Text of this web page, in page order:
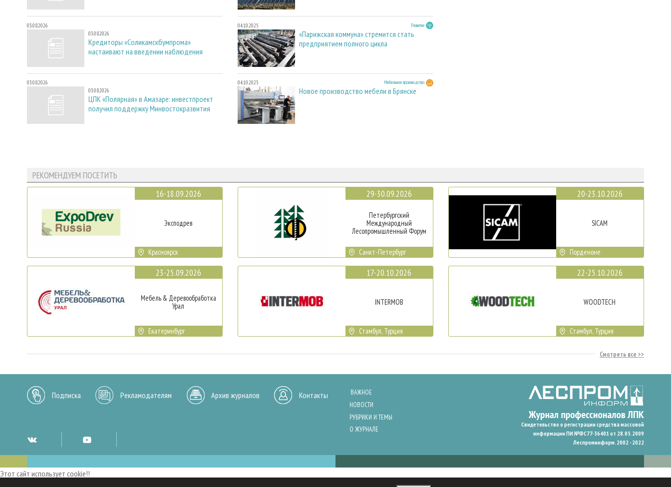
03.08.2026
03.08.2026
Кредиторы «Соликамскбумпрома»
настаивают на введении наблюдения
03.08.2026
03.08.2026
ЦПК «Полярная» в Амазаре: инвестпроект
получил поддержку Минвостокразвития
04.10.2025 Развитие
«Парижская коммуна» стремится стать
предприятием полного цикла
04.10.2025 Мебельное производство
Новое производство мебели в Брянске
РЕКОМЕНДУЕМ ПОСЕТИТЬ
16-18.09.2026
Эксподрев
Красноярск
23-25.09.2026
Мебель & Деревообработка
Урал
Екатеринбург
29-30.09.2026
Петербургский
Международный
Лесопромышленный Форум
Санкт-Петербург
17-20.10.2026
INTERMOB
Стамбул, Турция
20-23.10.2026
SICAM
Порденоне
22-25.10.2026
WOODTECH
Стамбул, Турция
Смотреть все
Подписка Рекламодателям Архив журналов Контакты
ВАЖНОЕ
НОВОСТИ
РУБРИКИ И ТЕМЫ
О ЖУРНАЛЕ
Свидетельство о регистрации средства массовой
информации ПИ №ФС77-36401 от 28.05.2009
Леспроминформ. 2002 - 2022
Этот сайт использует cookie!!